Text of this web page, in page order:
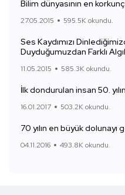
Bilim dünyasının en
27.05.2015 595.5K okundu.
Ses Kaydımızı
Duyduğumuzdan Farklı
11.05.2015 585.3K okundu.
İlk dondurulan insan 50.
16.01.2017 503.2K okundu.
70 yılın en büyük dolunayı
04.11.2016 493.8K okundu.